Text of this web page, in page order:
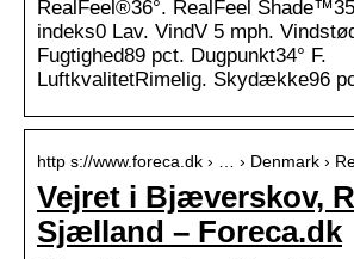
RealFeel®36°. RealFeel
indeks0 Lav. VindV 5 mph.
Fugtighed89 pct. Dugpunkt34° F.
LuftkvalitetRimelig. Skydække96
http s://www.foreca.dk › … › Denmark ›
Vejret i Bjæverskov,
Sjælland – Foreca.dk